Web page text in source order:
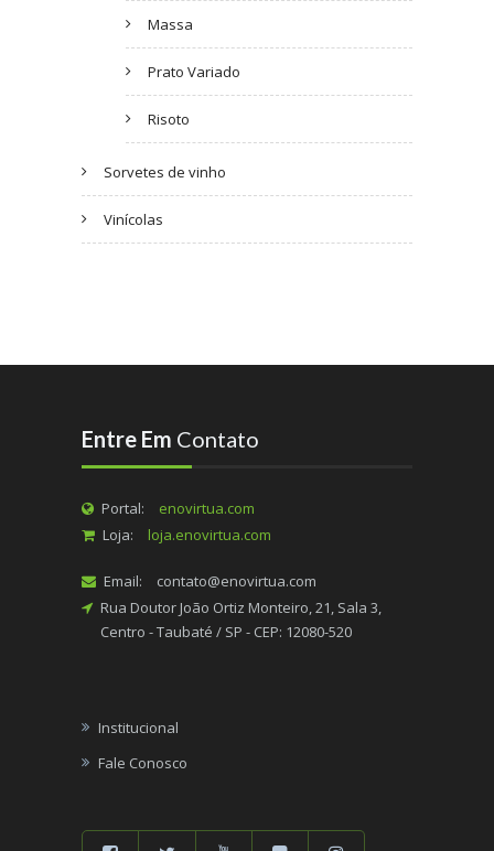
Massa
Prato Variado
Risoto
Sorvetes de vinho
Vinícolas
Entre Em Contato
Portal:
enovirtua.com
Loja:
loja.enovirtua.com
Email:
contato@enovirtua.com
Rua Doutor João Ortiz Monteiro, 21, Sala 3,
Centro - Taubaté / SP - CEP: 12080-520
Institucional
Fale Conosco